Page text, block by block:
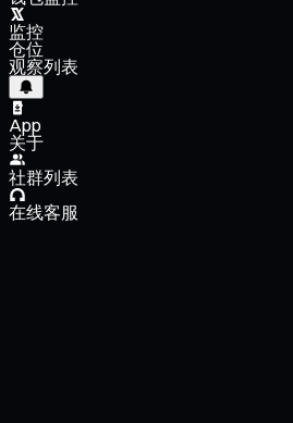
监控
仓位
观察列表
App
关于
社群列表
在线客服